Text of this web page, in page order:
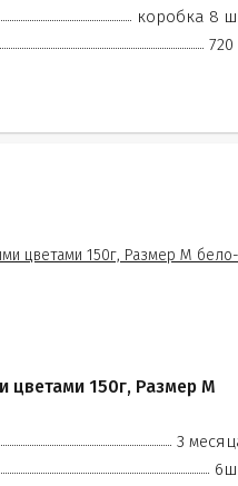
коробка 8
720
цветами 150г, Размер М
3